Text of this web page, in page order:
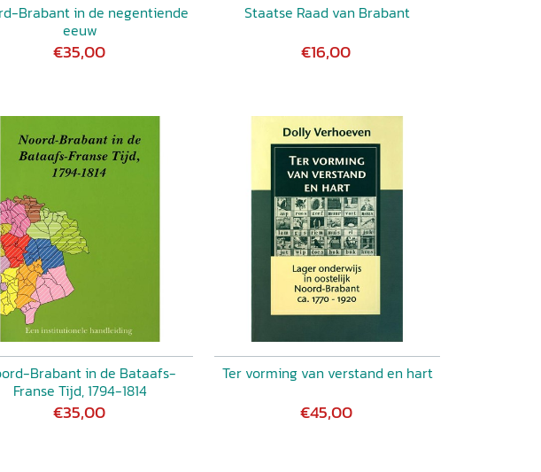
Brabant in de negentiende
eeuw
€35,00
Staatse Raad van Brabant
€16,00
Brabant in de Bataafs-
Franse Tijd, 1794-1814
€35,00
Ter vorming van verstand en hart
€45,00